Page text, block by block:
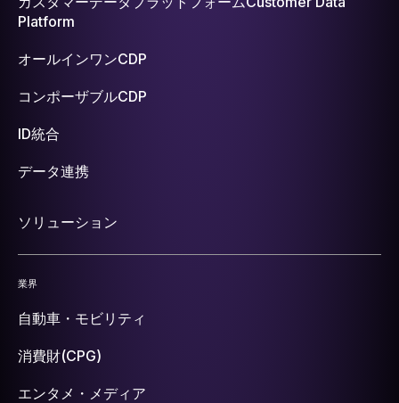
Platform
オールインワンCDP
コンポーザブルCDP
ID統合
データ連携
ソリューション
業界
自動車・モビリティ
消費財(CPG)
エンタメ・メディア